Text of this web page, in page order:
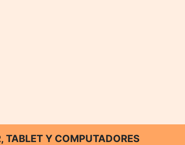
TABLET Y COMPUTADORES